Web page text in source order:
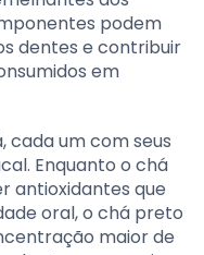
podem
dentes e contribuir
em
cada um com seus
Enquanto o chá
antioxidantes que
oral, o chá preto
maior de